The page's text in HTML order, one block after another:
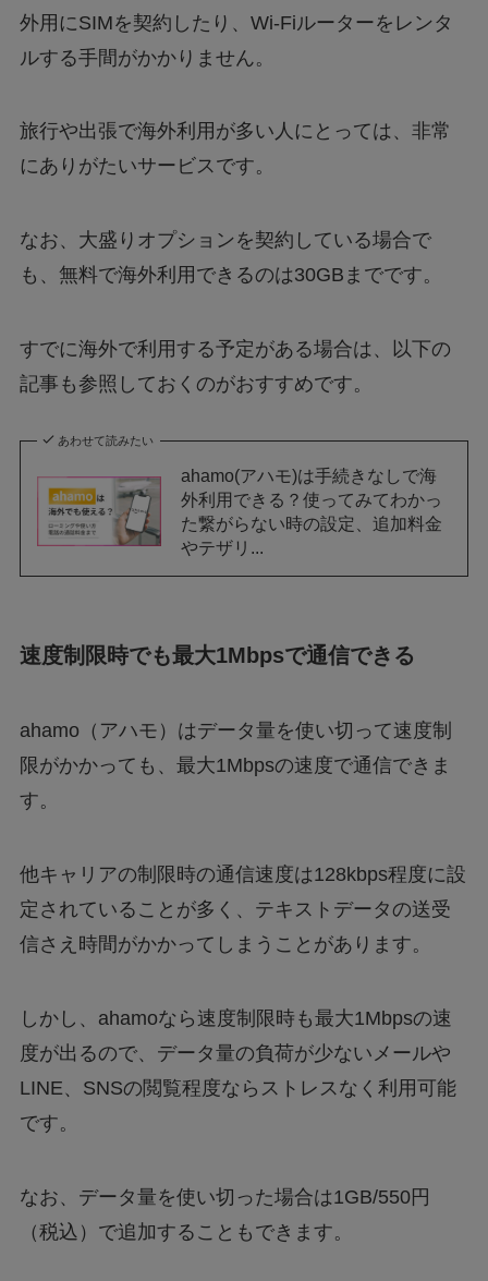
外用にSIMを契約したり、Wi-Fiルーターをレンタ
ルする手間がかかりません。
旅行や出張で海外利用が多い人にとっては、非常
にありがたいサービスです。
なお、大盛りオプションを契約している場合で
も、無料で海外利用できるのは30GBまでです。
すでに海外で利用する予定がある場合は、以下の
記事も参照しておくのがおすすめです。
あわせて読みたい
ahamo(アハモ)は手続きなしで海
外利用できる？使ってみてわかっ
た繋がらない時の設定、追加料金
やテザリ...
速度制限時でも最大1Mbpsで通信できる
ahamo（アハモ）はデータ量を使い切って速度制
限がかかっても、最大1Mbpsの速度で通信できま
す。
他キャリアの制限時の通信速度は128kbps程度に設
定されていることが多く、テキストデータの送受
信さえ時間がかかってしまうことがあります。
しかし、ahamoなら速度制限時も最大1Mbpsの速
度が出るので、データ量の負荷が少ないメールや
LINE、SNSの閲覧程度ならストレスなく利用可能
です。
なお、データ量を使い切った場合は1GB/550円
（税込）で追加することもできます。